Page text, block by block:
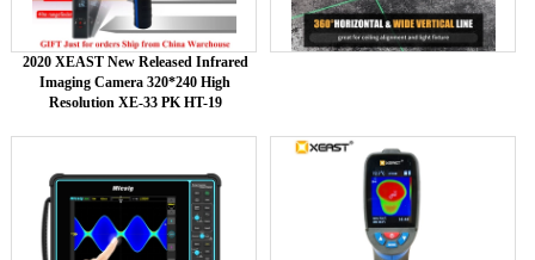
2020 XEAST New Released Infrared
Imaging Camera 320*240 High
Resolution XE-33 PK HT-19